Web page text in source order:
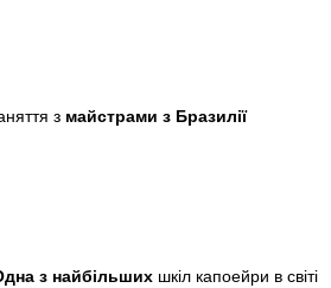
з майстрами з Бразилії
з найбільших шкіл капоейри в світі